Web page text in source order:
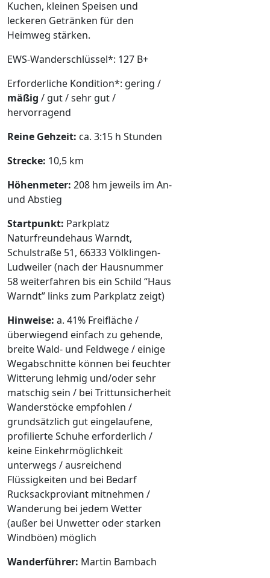
Kuchen, kleinen Speisen und
leckeren Getränken für den
Heimweg stärken.
EWS-Wanderschlüssel*: 127 B+
Erforderliche Kondition*: gering /
mäßig / gut / sehr gut /
hervorragend
Reine Gehzeit: ca. 3:15 h Stunden
Strecke: 10,5 km
Höhenmeter: 208 hm jeweils im An-
und Abstieg
Startpunkt: Parkplatz
Naturfreundehaus Warndt,
Schulstraße 51, 66333 Völklingen-
Ludweiler (nach der Hausnummer
58 weiterfahren bis ein Schild “Haus
Warndt” links zum Parkplatz zeigt)
Hinweise: a. 41% Freifläche /
überwiegend einfach zu gehende,
breite Wald- und Feldwege / einige
Wegabschnitte können bei feuchter
Witterung lehmig und/oder sehr
matschig sein / bei Trittunsicherheit
Wanderstöcke empfohlen /
grundsätzlich gut eingelaufene,
profilierte Schuhe erforderlich /
keine Einkehrmöglichkeit
unterwegs / ausreichend
Flüssigkeiten und bei Bedarf
Rucksackproviant mitnehmen /
Wanderung bei jedem Wetter
(außer bei Unwetter oder starken
Windböen) möglich
Wanderführer: Martin Bambach